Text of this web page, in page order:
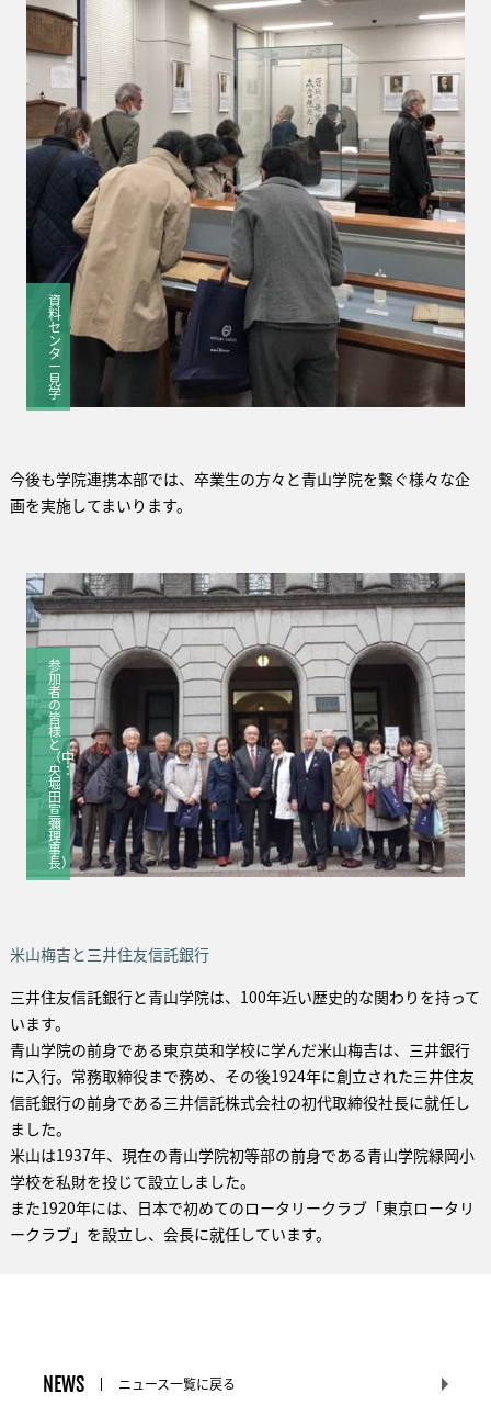
資
料
セ
ン
タ
ー
見
学
今後も学院連携本部では、卒業生の方々と青山学院を繋ぐ様々な企
画を実施してまいります。
参
加
者
の
皆
様
と
（中
央：
堀
田
宣
彌
理
事
長）
米山梅吉と三井住友信託銀行
三井住友信託銀行と青山学院は、100年近い歴史的な関わりを持って
います。
青山学院の前身である東京英和学校に学んだ米山梅吉は、三井銀行
に入行。常務取締役まで務め、その後1924年に創立された三井住友
信託銀行の前身である三井信託株式会社の初代取締役社長に就任し
ました。
米山は1937年、現在の青山学院初等部の前身である青山学院緑岡小
学校を私財を投じて設立しました。
また1920年には、日本で初めてのロータリークラブ「東京ロータリ
ークラブ」を設立し、会長に就任しています。
NEWS ニュース一覧に戻る